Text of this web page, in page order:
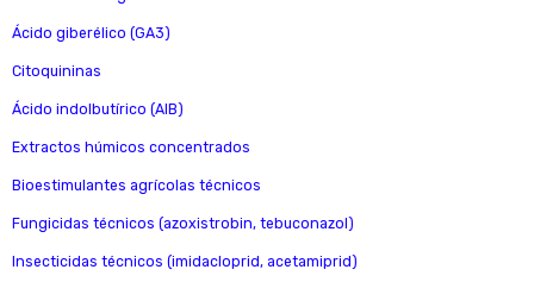
Ácido giberélico (GA3)
Citoquininas
Ácido indolbutírico (AIB)
Extractos húmicos concentrados
Bioestimulantes agrícolas técnicos
Fungicidas técnicos (azoxistrobin, tebuconazol)
Insecticidas técnicos (imidacloprid, acetamiprid)